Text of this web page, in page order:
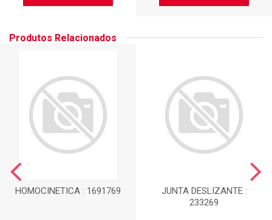
Produtos Relacionados
HOMOCINETICA : 1691769
JUNTA DESLIZANTE :
233269